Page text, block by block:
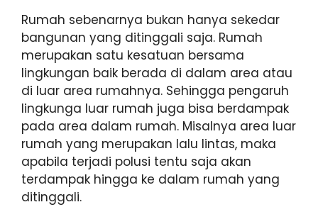
Rumah sebenarnya bukan hanya sekedar
bangunan yang ditinggali saja. Rumah
merupakan satu kesatuan bersama
lingkungan baik berada di dalam area atau
di luar area rumahnya. Sehingga pengaruh
lingkunga luar rumah juga bisa berdampak
pada area dalam rumah. Misalnya area luar
rumah yang merupakan lalu lintas, maka
apabila terjadi polusi tentu saja akan
terdampak hingga ke dalam rumah yang
ditinggali.